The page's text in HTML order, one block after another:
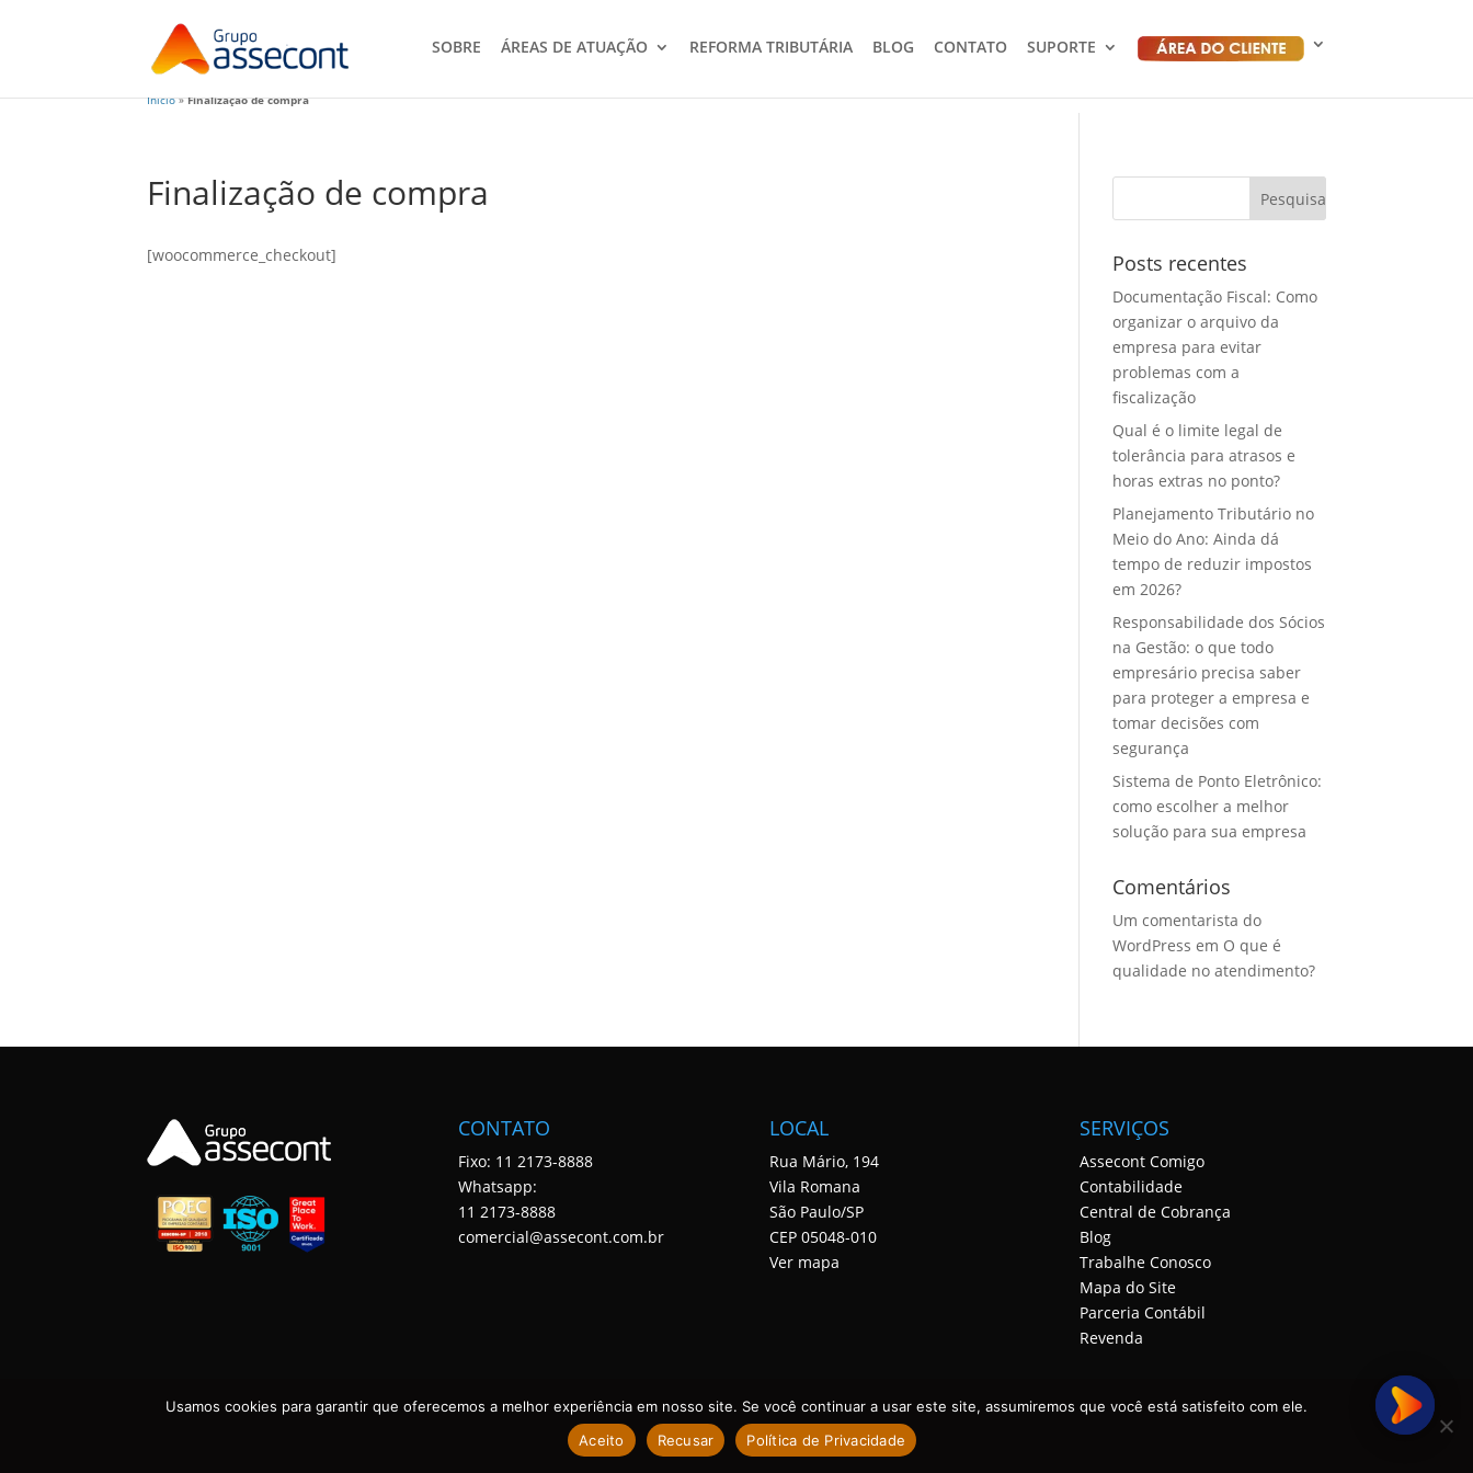
SOBRE ÁREAS DE ATUAÇÃO REFORMA TRIBUTÁRIA BLOG CONTATO SUPORTE
Início»Finalização de compra
Finalização de compra
[woocommerce_checkout] Posts recentes
Documentação Fiscal: Como
organizar o arquivo da
empresa para evitar
problemas com a
fiscalização
Qual é o limite legal de
tolerância para atrasos e
horas extras no ponto?
Planejamento Tributário no
Meio do Ano: Ainda dá
tempo de reduzir impostos
em 2026?
Responsabilidade dos Sócios
na Gestão: o que todo
empresário precisa saber
para proteger a empresa e
tomar decisões com
segurança
Sistema de Ponto Eletrônico:
como escolher a melhor
solução para sua empresa
Comentários
Um comentarista do
WordPress em O que é
qualidade no atendimento?
CONTATO
Fixo: 11 2173-8888
Whatsapp:
11 2173-8888
comercial@assecont.com.br
LOCAL
Rua Mário, 194
Vila Romana
São Paulo/SP
CEP 05048-010
Ver mapa
SERVIÇOS
Assecont Comigo
Contabilidade
Central de Cobrança
Blog
Trabalhe Conosco
Mapa do Site
Parceria Contábil
Revenda
ASSECONT CONTABILIDADE E TECNOLOGIA • TODOS OS DIREITOS RESERVADOS. DESENVOLVIDO POR ASSECONT.
Usamos cookies para garantir que oferecemos a melhor experiência em nosso site. Se você continuar a usar este site, assumiremos que você está satisfeito com ele.
Aceito
Recusar Política de Privacidade